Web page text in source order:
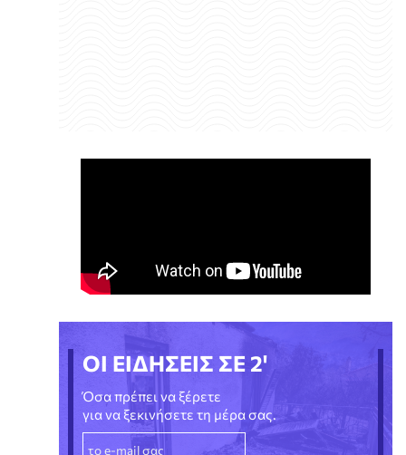
ΟΙ ΕΙΔΗΣΕΙΣ ΣΕ 2'
Όσα πρέπει να ξέρετε
για να ξεκινήσετε τη μέρα σας.